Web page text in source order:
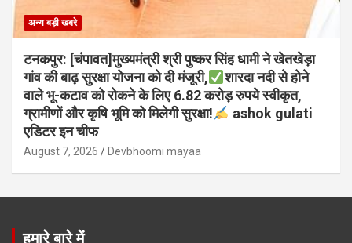
अन्य बड़ी खबरे
टनकपुर: [चंपावत]मुख्यमंत्री श्री पुष्कर सिंह धामी ने खेतखेड़ा
गांव की बाढ़ सुरक्षा योजना को दी मंजूरी,
शारदा नदी से होने
वाले भू-कटाव को रोकने के लिए 6.82 करोड़ रुपये स्वीकृत,
ग्रामीणों और कृषि भूमि को मिलेगी सुरक्षा!
ashok gulati
एडिटर इन चीफ
August 7, 2026 Devbhoomi mayaa
हमारे बारे में